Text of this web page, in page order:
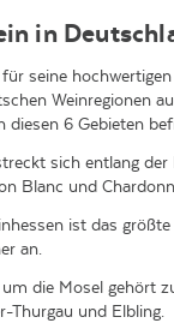
in
seine
Weinregionen
diesen 6 Gebieten
sich entlang
Blanc und
ist das
an.
um die Mosel gehört
Thurgau und Elbling.